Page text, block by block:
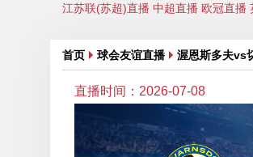
江苏联(苏超)直播 中超直播 欧冠直播
首页 球会友谊直播 渥恩斯多夫vs
直播时间：2026-07-08